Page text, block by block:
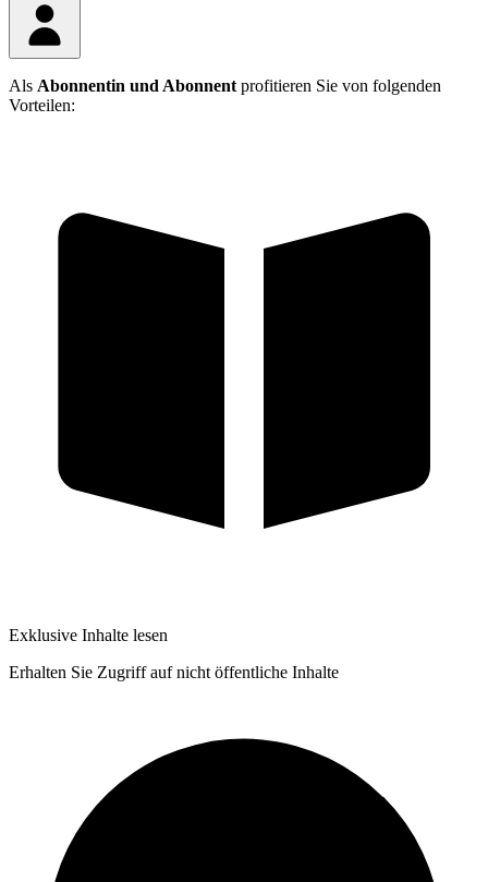
Als Abonnentin und Abonnentprofitieren Sie von folgenden
Vorteilen:
Exklusive Inhalte lesen
Erhalten Sie Zugriff auf nicht öffentliche Inhalte